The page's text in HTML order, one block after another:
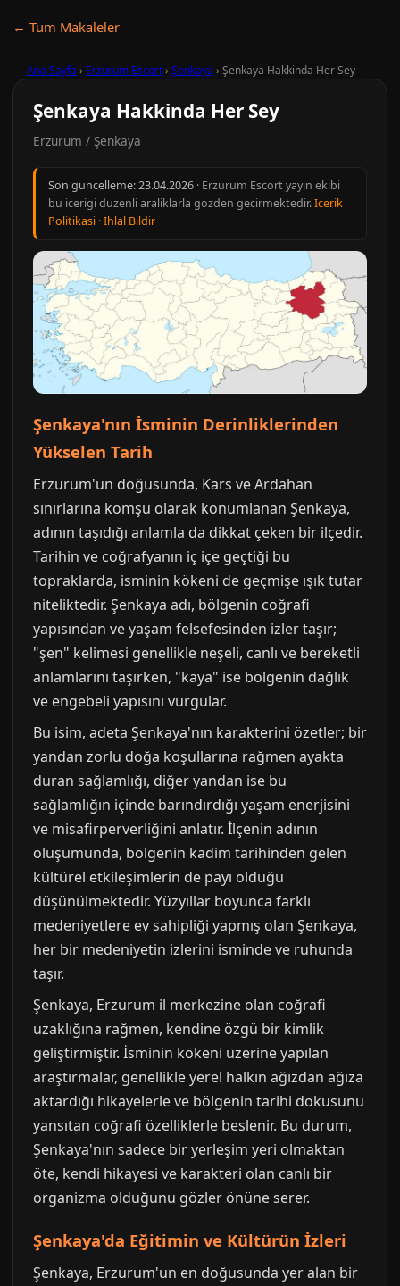
← Tum Makaleler
Ana Sayfa › Erzurum Escort› Şenkaya › Şenkaya Hakkinda Her Sey
Şenkaya Hakkinda Her Sey
Erzurum / Şenkaya
Son guncelleme:23.04.2026 · Erzurum Escort yayin ekibi
bu icerigi duzenli araliklarla gozden gecirmektedir.Icerik
Politikasi ·Ihlal Bildir
Şenkaya'nın İsminin Derinliklerinden
Yükselen Tarih
Erzurum'un doğusunda, Kars ve Ardahan
sınırlarına komşu olarak konumlanan Şenkaya,
adının taşıdığı anlamla da dikkat çeken bir ilçedir.
Tarihin ve coğrafyanın iç içe geçtiği bu
topraklarda, isminin kökeni de geçmişe ışık tutar
niteliktedir. Şenkaya adı, bölgenin coğrafi
yapısından ve yaşam felsefesinden izler taşır;
"şen" kelimesi genellikle neşeli, canlı ve bereketli
anlamlarını taşırken, "kaya" ise bölgenin dağlık
ve engebeli yapısını vurgular.
Bu isim, adeta Şenkaya'nın karakterini özetler; bir
yandan zorlu doğa koşullarına rağmen ayakta
duran sağlamlığı, diğer yandan ise bu
sağlamlığın içinde barındırdığı yaşam enerjisini
ve misafirperverliğini anlatır. İlçenin adının
oluşumunda, bölgenin kadim tarihinden gelen
kültürel etkileşimlerin de payı olduğu
düşünülmektedir. Yüzyıllar boyunca farklı
medeniyetlere ev sahipliği yapmış olan Şenkaya,
her bir medeniyetin izlerini isminde ve ruhunda
taşır.
Şenkaya, Erzurum il merkezine olan coğrafi
uzaklığına rağmen, kendine özgü bir kimlik
geliştirmiştir. İsminin kökeni üzerine yapılan
araştırmalar, genellikle yerel halkın ağızdan ağıza
aktardığı hikayelerle ve bölgenin tarihi dokusunu
yansıtan coğrafi özelliklerle beslenir. Bu durum,
Şenkaya'nın sadece bir yerleşim yeri olmaktan
öte, kendi hikayesi ve karakteri olan canlı bir
organizma olduğunu gözler önüne serer.
Şenkaya'da Eğitimin ve Kültürün İzleri
Şenkaya, Erzurum'un en doğusunda yer alan bir